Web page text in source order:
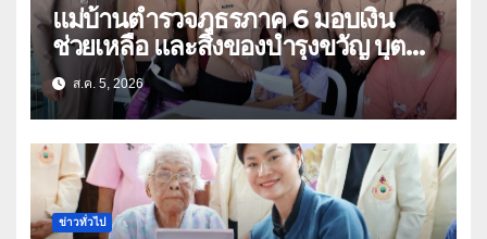
แม่บ้านตำรวจภูธรภาค 6 มอบเงิน
ช่วยเหลือ และสิ่งของบำรุงขวัญ บุตร-
ธิดา ข้าราชการตำรวจจังหวัด
อุทัยธานี
ส.ค. 5, 2026
ข่าวทั่วไป